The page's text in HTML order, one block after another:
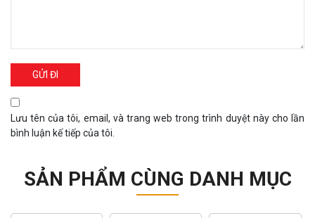
Lưu tên của tôi, email, và trang web trong trình duyệt này cho lần
bình luận kế tiếp của tôi.
SẢN PHẨM CÙNG DANH MỤC